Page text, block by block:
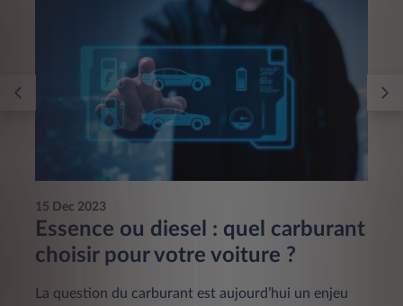
15 Dec 2023
Essence ou diesel : quel carburant
choisir pour votre voiture ?
La question du carburant est aujourd’hui un enjeu